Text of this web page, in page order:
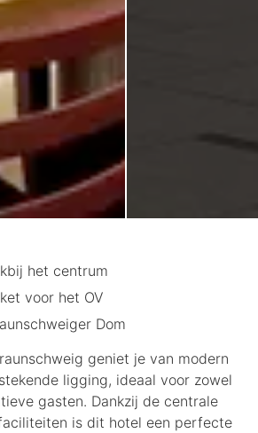
het centrum
voor het OV
Dom
geniet je van modern
ligging, ideaal voor zowel
gasten. Dankzij de centrale
is dit hotel een perfecte